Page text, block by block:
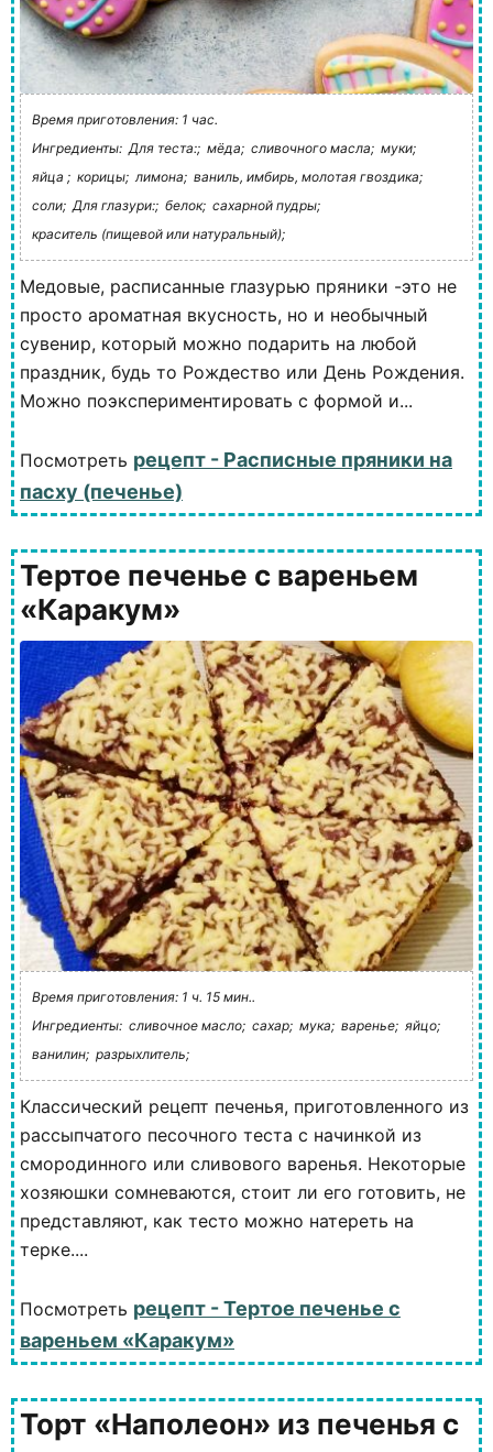
Время приготовления: 1 час.
Ингредиенты: Для теста:; мёда; сливочного масла; муки;
яйца ; корицы; лимона; ваниль, имбирь, молотая гвоздика;
соли; Для глазури:; белок; сахарной пудры;
краситель (пищевой или натуральный);
Медовые, расписанные глазурью пряники -это не
просто ароматная вкусность, но и необычный
сувенир, который можно подарить на любой
праздник, будь то Рождество или День Рождения.
Можно поэкспериментировать с формой и...
Посмотреть рецепт - Расписные пряники на
пасху (печенье)
Тертое печенье с вареньем
«Каракум»
Время приготовления: 1 ч. 15 мин..
Ингредиенты: сливочное масло; сахар; мука; варенье; яйцо;
ванилин; разрыхлитель;
Классический рецепт печенья, приготовленного из
рассыпчатого песочного теста с начинкой из
смородинного или сливового варенья. Некоторые
хозяюшки сомневаются, стоит ли его готовить, не
представляют, как тесто можно натереть на
терке....
Посмотреть рецепт - Тертое печенье с
вареньем «Каракум»
Торт «Наполеон» из печенья с